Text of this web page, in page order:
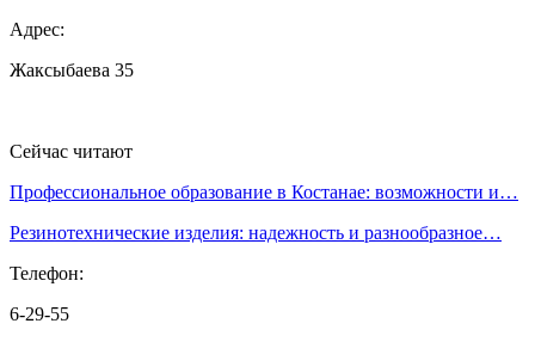
Адрес:
Жаксыбаева 35
Сейчас читают
Профессиональное образование в Костанае: возможности и…
Резинотехнические изделия: надежность и разнообразное…
Телефон:
6-29-55